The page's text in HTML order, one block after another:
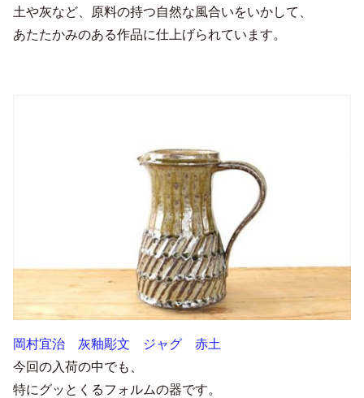
土や灰など、原料の持つ自然な風合いをいかして、
あたたかみのある作品に仕上げられています。
岡村宜治 灰釉彫文 ジャグ 赤土
今回の入荷の中でも、
特にグッとくるフォルムの器です。